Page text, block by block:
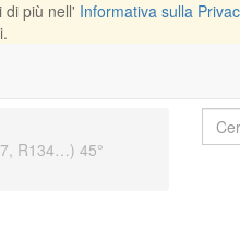
di più nell' Informativa sulla
R134…) 45°